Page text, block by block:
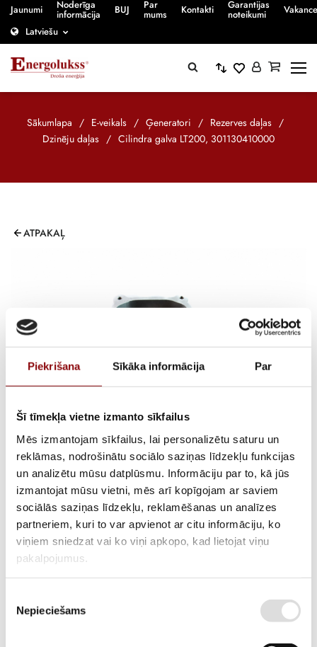
Piekrišana Sīkāka informācija Par
Šī tīmekļa vietne izmanto sīkfailus
Mēs izmantojam sīkfailus, lai personalizētu saturu un
reklāmas, nodrošinātu sociālo saziņas līdzekļu funkcijas
un analizētu mūsu datplūsmu. Informāciju par to, kā jūs
izmantojat mūsu vietni, mēs arī kopīgojam ar saviem
sociālās saziņas līdzekļu, reklamēšanas un analīzes
partneriem, kuri to var apvienot ar citu informāciju, ko
viņiem sniedzat vai ko viņi apkopo, kad lietojat viņu
pakalpojumus.
izvēle
Nepieciešams
Jaunumi Noderīga
informācija BUJ Par
mums Kontakti Garantijas
noteikumi
Latviešu
Sākumlapa / E-veikals / Ģeneratori / Rezerves daļas /
Dzinēju daļas / Cilindra galva LT200, 301130410000
ATPAKAĻ
Cilindra galva LT200,
301130410000
ATLIKUMS Pieejams pēc pasūtījuma
ARTIKULS 211300063